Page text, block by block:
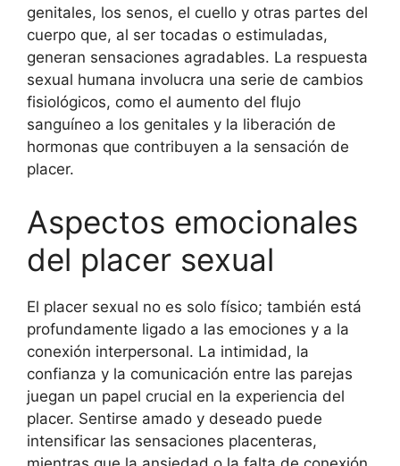
genitales, los senos, el cuello y otras partes del
cuerpo que, al ser tocadas o estimuladas,
generan sensaciones agradables. La respuesta
sexual humana involucra una serie de cambios
fisiológicos, como el aumento del flujo
sanguíneo a los genitales y la liberación de
hormonas que contribuyen a la sensación de
placer.
Aspectos emocionales
del placer sexual
El placer sexual no es solo físico; también está
profundamente ligado a las emociones y a la
conexión interpersonal. La intimidad, la
confianza y la comunicación entre las parejas
juegan un papel crucial en la experiencia del
placer. Sentirse amado y deseado puede
intensificar las sensaciones placenteras,